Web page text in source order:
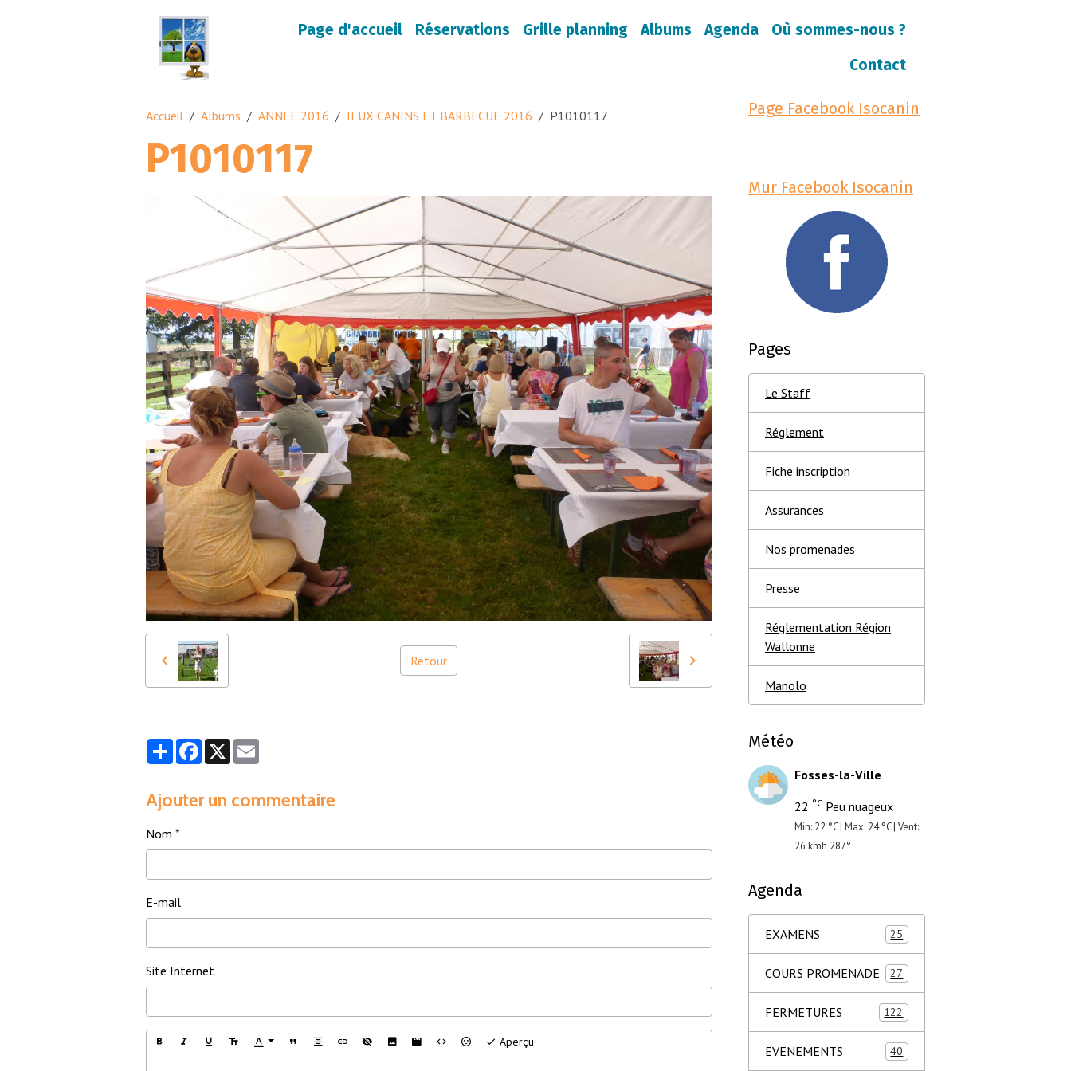
Page d'accueil Réservations Grille planning Albums Agenda
Où sommes-nous ?
Contact
Accueil Albums ANNEE 2016 JEUX CANINS ET BARBECUE 2016 P1010117
P1010117
Retour
PartagerFacebook
X
Ajouter un commentaire
Nom
E-mail
Site Internet
Aperçu
Page Facebook Isocanin
Mur Facebook Isocanin
Pages
Le Staff
Réglement
Fiche inscription
Assurances
Nos promenades
Presse
Réglementation Région
Wallonne
Manolo
Météo
Fosses-la-Ville
22 °C Peu nuageux
Min: 22 °C | Max: 24 °C | Vent:
26 kmh 287°
Agenda
EXAMENS 25
COURS PROMENADE 27
FERMETURES 122
EVENEMENTS 40